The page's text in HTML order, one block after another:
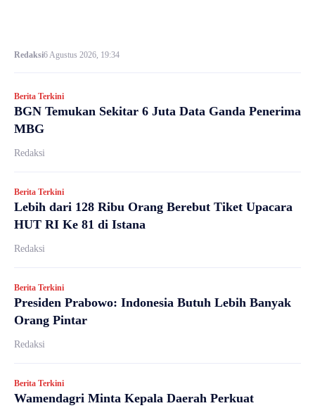
Redaksi6 Agustus 2026, 19:34
Berita Terkini
BGN Temukan Sekitar 6 Juta Data Ganda Penerima
MBG
Redaksi
Berita Terkini
Lebih dari 128 Ribu Orang Berebut Tiket Upacara
HUT RI Ke 81 di Istana
Redaksi
Berita Terkini
Presiden Prabowo: Indonesia Butuh Lebih Banyak
Orang Pintar
Redaksi
Berita Terkini
Wamendagri Minta Kepala Daerah Perkuat